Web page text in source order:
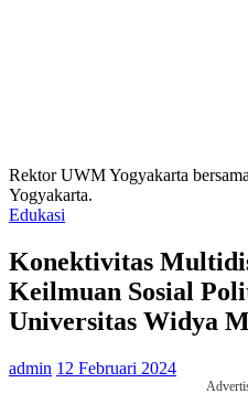
Rektor UWM Yogyakarta
Yogyakarta.
Edukasi
Konektivitas
Keilmuan Sosial
Universitas Widya
admin 12 Februari 2024